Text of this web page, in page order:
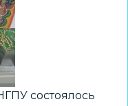
состоялось